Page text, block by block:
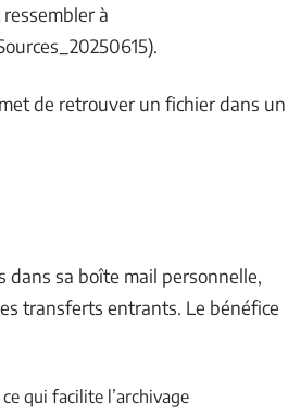
à
de retrouver un fichier dans un
dans sa boîte mail personnelle,
transferts entrants. Le bénéfice
qui facilite l’archivage